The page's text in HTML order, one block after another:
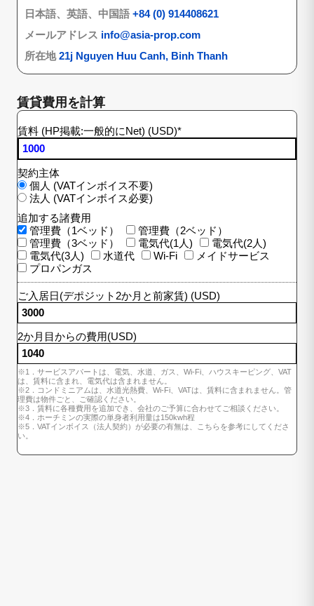
日本語、英語、中国語 +84 (0) 914408621
メールアドレス info@asia-prop.com
所在地21j Nguyen Huu Canh, Binh Thanh
賃貸費用を計算
賃料 (HP掲載:一般的にNet) (USD)*
契約主体
個人 (VATインボイス不要)
法人 (VATインボイス必要)
追加する諸費用
管理費（1ベッド）
管理費（2ベッド）
管理費（3ベッド）
電気代(1人)
電気代(2人)
電気代(3人)
水道代 Wi-Fi
メイドサービス
プロパンガス
ご入居日(デポジット2か月と前家賃) (USD)
2か月目からの費用(USD)
※1．サービスアパートは、電気、水道、ガス、Wi-Fi、ハウスキーピング、VAT
は、賃料に含まれ、電気代は含まれません。
※2．コンドミニアムは、水道光熱費、Wi-Fi、VATは、賃料に含まれません。管
理費は物件ごと、ご確認ください。
※3．賃料に各種費用を追加でき、会社のご予算に合わせてご相談ください。
※4．ホーチミンの実際の単身者利用量は150kwh程
※5．VATインボイス（法人契約）が必要の有無は、こちらを参考にしてくださ
い。